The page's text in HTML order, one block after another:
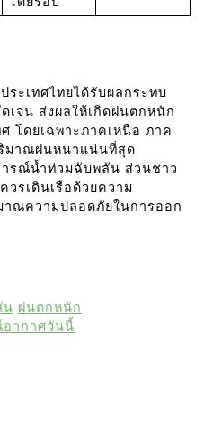
ะเทศไทยได้รับผลกระทบ
เจน ส่งผลให้เกิดฝนตกหนัก
โดยเฉพาะภาคเหนือ ภาค
มาณฝนหนาแน่นที่สุด
รณ์น้ำท่วมฉับพลัน ส่วนชาว
วรเดินเรือด้วยความ
ณความปลอดภัยในการออก
น ฝนตกหนัก
ากาศวันนี้